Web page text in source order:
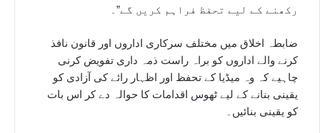
رکھنے کے لیے تحفظ فراہم کریں گے”۔
ضابطہ اخلاق میں مختلف سرکاری اداروں اور قانون نافذ
کرنے والے اداروں کو براہ راست ذمہ داری تفویض کرنی
چاہیے کہ وہ میڈیا کے تحفظ اور اظہار رائے کی آزادی کو
یقینی بنانے کے لیے ٹھوس اقدامات کا حوالہ دے کر اس بات
کو یقینی بنائیں۔